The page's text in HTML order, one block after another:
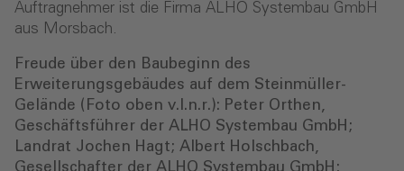
Auftragnehmer ist die Firma ALHO Systembau GmbH
aus Morsbach.
Freude über den Baubeginn des
Erweiterungsgebäudes auf dem Steinmüller-
Gelände (Foto oben v.l.n.r.): Peter Orthen,
Geschäftsführer der ALHO Systembau GmbH;
Landrat Jochen Hagt; Albert Holschbach,